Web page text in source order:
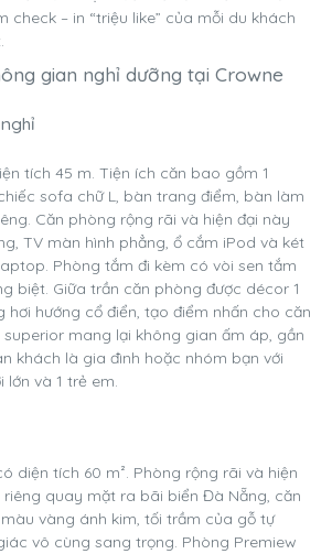
check – in “triệu like” của mỗi du khách
gian nghỉ dưỡng tại Crowne
tích 45 m. Tiện ích căn bao gồm 1
sofa chữ L, bàn trang điểm, bàn làm
Căn phòng rộng rãi và hiện đại này
TV màn hình phẳng, ổ cắm iPod và két
Phòng tắm đi kèm có vòi sen tắm
biệt. Giữa trần căn phòng được décor 1
hơi hướng cổ điển, tạo điểm nhấn cho căn
mang lại không gian ấm áp, gần
khách là gia đình hoặc nhóm bạn với
lớn và 1 trẻ em.
diện tích 60 m². Phòng rộng rãi và hiện
quay mặt ra bãi biển Đà Nẵng, căn
vàng ánh kim, tối trầm của gỗ tự
vô cùng sang trọng. Phòng Premiew